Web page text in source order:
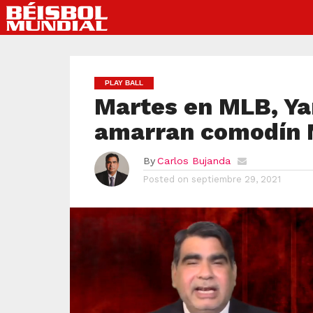
PLAY BALL
Martes en MLB,
amarran comodín
By Carlos Bujanda
Posted on septiembre 29, 2021